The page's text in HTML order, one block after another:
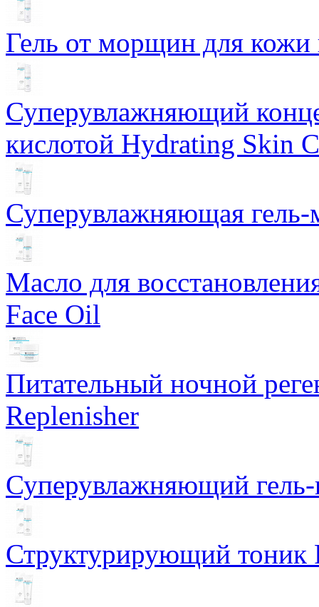
Гель от морщин для кожи
Суперувлажняющий
кислотой Hydrating Skin
Суперувлажняющая
Масло для
Face Oil
Питательный ночной
Replenisher
Суперувлажняющий
Структурирующий тоник